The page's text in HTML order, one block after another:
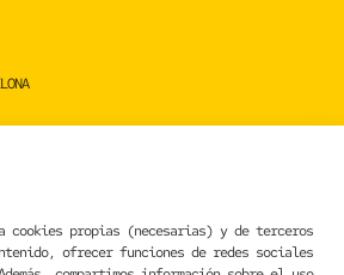
cookies propias (necesarias) y de terceros
ofrecer funciones de redes sociales
DÉU DE NÚRIA 23C,
BARCELONA